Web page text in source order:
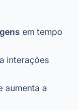
em tempo
interações
aumenta a